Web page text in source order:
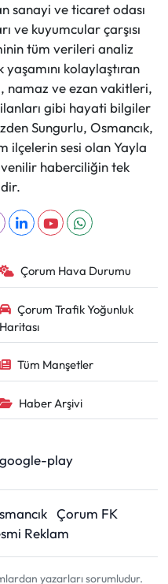
sanayi ve ticaret odası
ve kuyumcular çarşısı
tüm verileri analiz
kolaylaştıran
namaz ve ezan vakitleri,
gibi hayati bilgiler
Sungurlu, Osmancık,
ilçelerin sesi olan Yayla
haberciliğin tek
Çorum Hava Durumu
Çorum Trafik Yoğunluk
Haritası
Tüm Manşetler
Haber Arşivi
Çorum FK
Reklam
yazarları sorumludur.